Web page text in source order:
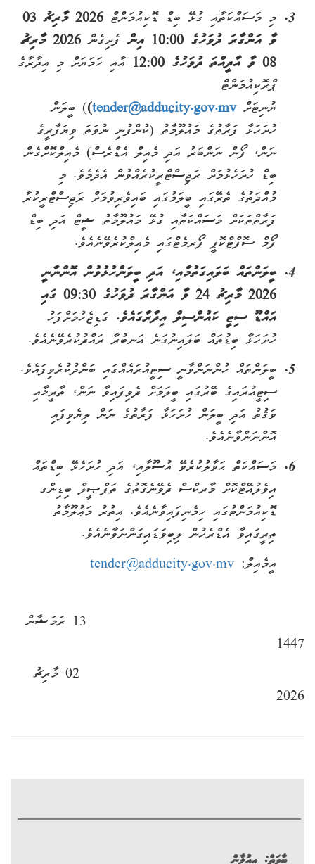
މި މަސައްކަތާއި ގުޅޭ ބިޑް ޑޮކިއުމަންޓް 2026
މާރިޗު 03
ވާ އަންގާރަދުވަހުގެ 10:00 އިން ފެށިގެން
2026 މާރިޗު
08 ވާ އާދީއްތަ ދުވަހުގެ 12:00
އާއި ހަމަޔަށް މި އިދާރާގެ
ޕްރޮކިއުމަންޓް
ޔުނިޓަށްtender@adducity.gov.mv
)) ބީލަން
ހުށަހަޅާ ފަރާތުގެ މައުލޫމާތު (ކުންފުނި ނުވަތަ ވިޔަފާރީގެ
ނަން، ފޯން ނަންބަރު އަދި މެއިލް އެޑްރެސް) މެއިލްކޮށްގެން
ބިޑް ހުށަހެޅުމަށް ރަޖިސްޓްރީކުރެއްވުން އެދެމެވެ. މި
މުއްދަތުގެ ތެރޭގައި ބީލަމުގައި ބައިވެރިވުމަށް ރަޖިސްޓްރީކުރާ
ފަރާތްތަކަށް މަސައްކަތާއި ގުޅޭ މައުލޫމާތު ޝީޓް އަދި ބިޑް
ފޯމް ސޮފްޓްކޮޕީ ފޯރމެޓްގައި މެއިލްކުރެވޭނެއެވެ.
ބީލަންތައް ބަލައިގަތުމާއި، އަދި ބީލަންހުޅުވުންއޮންނާނީ
2026 މާރިޗު 24 ވާ އަންގާރަ ދުވަހުގެ 09:30 ގައި
އައްޑޫ ސިޓީ ކައުންސިލް އިދާރާގައެވެ. ގަޑިޖެހުމަށްފަހު
ހުށަހަޅާ ބިޑުތައް ބަލައިނުގަނެ އަނބުރާ ރައްދުކުރެވޭނެއެވެ.
ބީލަންތައް ހުންނަންވާނީ ސިޓީއުރައެއްގައި ބަންދުކުރެވިފައެވެ.
ސިޓީއުރައިގެ ބޭރުގައި ބީލަމަށް ދެވިފައިވާ ނަން، ތާރީޚާއި
ވަޤުތު އަދި ބީލަން ހުށަހަޅާ ފަރާތުގެ ނަން ލިޔެވިފައި
އޮންނަންވާނެއެވެ.
މަސައްކަތް ޙަވާލުކުރެވޭ އުސޫލާއި، އަދި ހުށަހެޅޭ ބިޑްތައް
އިވެލުއޭޓްކޮށް މާރކްސް ދެވޭނެގޮތުގެ ތަފްޞީލް ބިޑިންގ
ޑޮކިއުމަންޓުގައި ހިމެނިފައިވާނެއެވެ. އިތުރު މަޢުލޫމާތު
ތިރީގައިވާ އެޑްރެހުން ލިބިވަޑައިގަންނަވާނެއެވެ.
އީމެއިލް: tender@adducity.gov.mv
13 ރަމަޝާން
1447
02 މާރިޗު
2026